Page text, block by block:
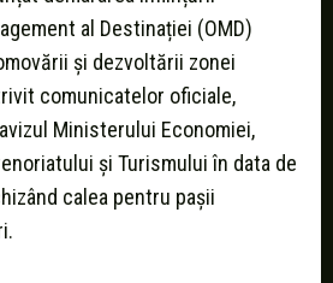
al Destinației (OMD)
și dezvoltării zonei
comunicatelor oficiale,
Ministerului Economiei,
și Turismului în data de
calea pentru pașii